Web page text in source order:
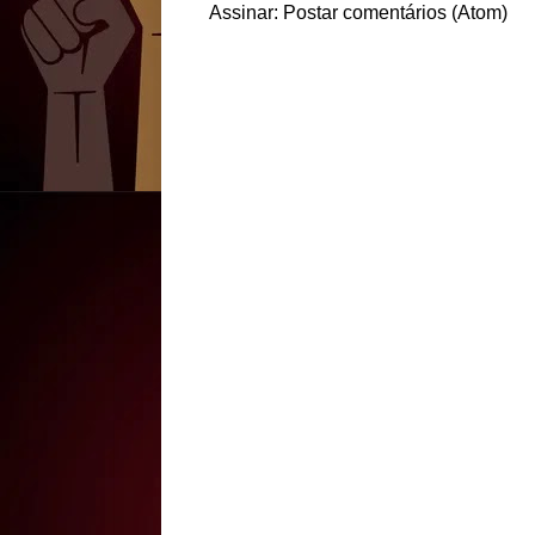
Assinar: Postar comentários (Atom)